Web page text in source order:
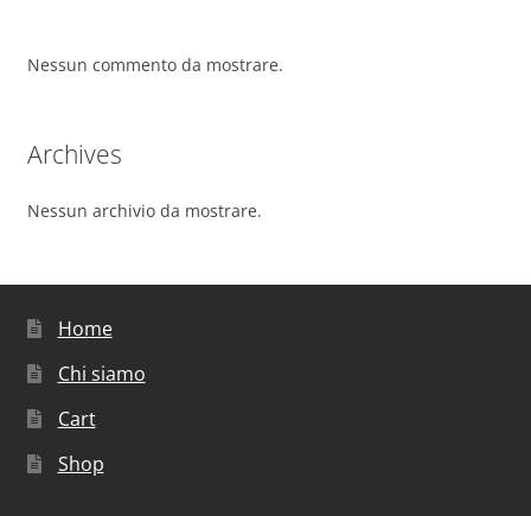
Nessun commento da mostrare.
Archives
Nessun archivio da mostrare.
Home
Chi siamo
Cart
Shop